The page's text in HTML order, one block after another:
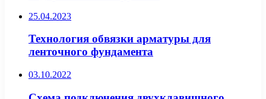
25.04.2023
Технология обвязки арматуры для
ленточного фундамента
03.10.2022